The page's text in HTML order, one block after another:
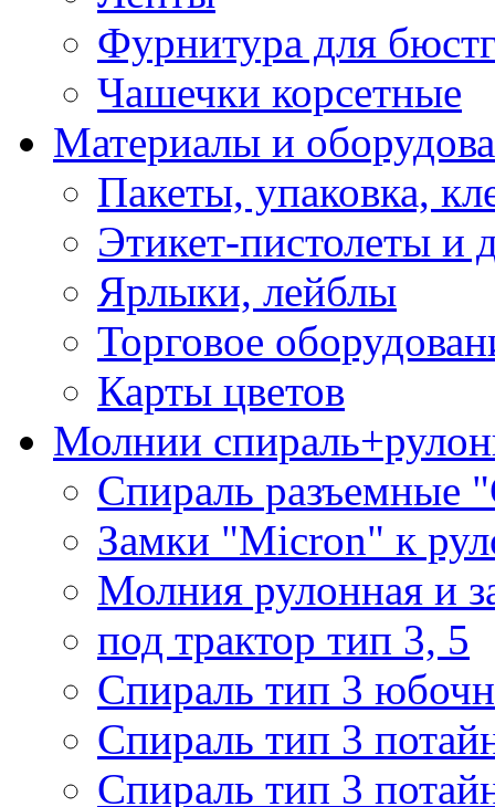
Фурнитура для
Чашечки корсетные
Материалы и
Пакеты, упаковка,
Этикет-пистолеты и
Ярлыки, лейблы
Торговое
Карты цветов
Молнии
Спираль разъемные
Замки "Micron" к
Молния рулонная и
под трактор тип 3, 5
Спираль тип 3
Спираль тип 3
Спираль тип 3